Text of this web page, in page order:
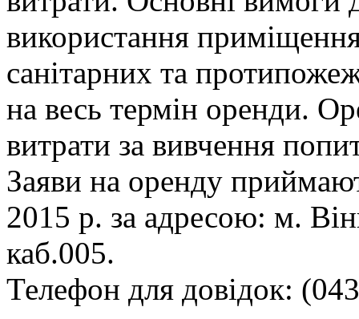
використання
санітарних та
на весь термін оренди.
витрати за вивчення
Заяви на оренду
2015 р. за адресою: м.
каб.005.
Телефон для довідок: